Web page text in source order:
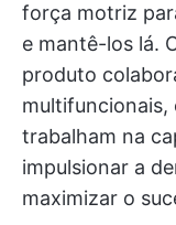
força motriz
e mantê-los lá.
produto
multifuncionais,
trabalham na
impulsionar a
maximizar o